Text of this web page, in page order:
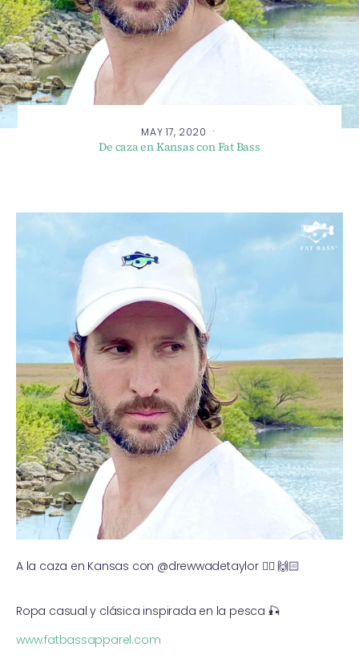
MAY 17, 2020 ·
De caza en Kansas con Fat Bass
A la caza en Kansas con @drewwadetaylor 👍🏻🙌🏻
Ropa casual y clásica inspirada en la pesca 🎣
www.fatbassapparel.com